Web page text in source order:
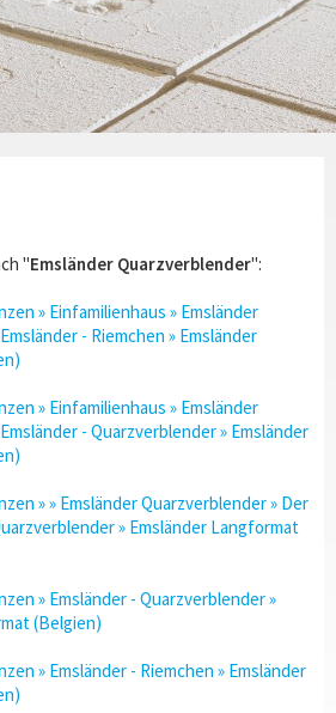
"Emsländer Quarzverblender":
» Einfamilienhaus » Emsländer
- Riemchen » Emsländer
» Einfamilienhaus » Emsländer
- Quarzverblender » Emsländer
» » Emsländer Quarzverblender » Der
» Emsländer Langformat
» Emsländer - Quarzverblender »
(Belgien)
» Emsländer - Riemchen » Emsländer